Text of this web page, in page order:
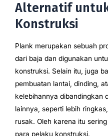
Alternatif
Konstruksi
Plank merupakan sebuah
dari baja dan digunakan
konstruksi. Selain itu, juga
pembuatan lantai, dinding,
kelebihannya dibandingkan
lainnya, seperti lebih
rusak. Oleh karena itu
para pelaku konstruksi.